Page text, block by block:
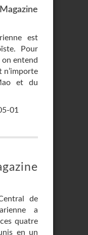
est
Pour
entend
et du
01
de
a
quatre
en un